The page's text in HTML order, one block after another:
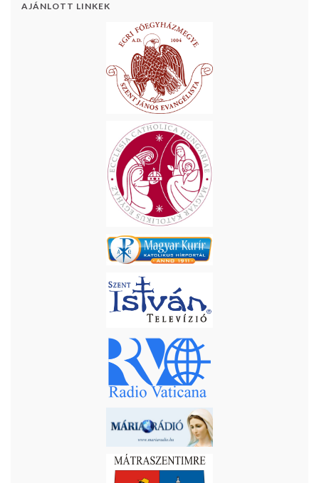
AJÁNLOTT LINKEK